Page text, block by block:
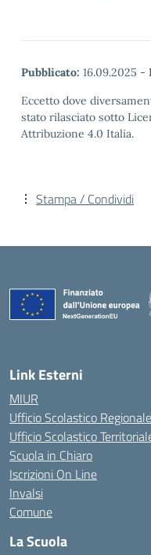
Pubblicato: 16.09.2025 -
Eccetto dove
stato rilasciato sotto
Attribuzione 4.0 Italia.
Stampa / Condividi
Link Esterni
MIUR
Ufficio Scolastico Regionale
Ufficio Scolastico
Scuola in Chiaro
Iscrizioni On Line
Invalsi
Comune
La Scuola